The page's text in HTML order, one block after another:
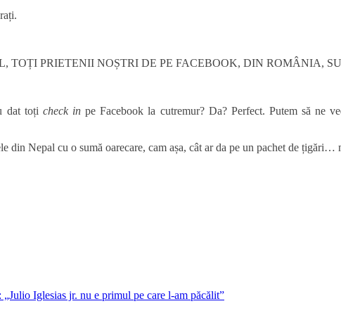
TOȚI PRIETENII NOȘTRI DE PE FACEBOOK, DIN ROMÂNIA,
dat toți check inpe Facebook la cutremur? Da? Perfect. Putem să ne
din Nepal cu o sumă oarecare, cam așa, cât ar da pe un pachet de
Iglesias jr. nu e primul pe care l-am păcălit”